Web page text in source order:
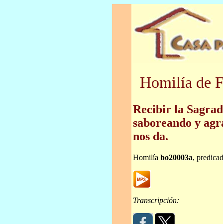
Homilía de
Recibir la
saboreando y
nos da.
Homilía bo20003a,
Transcripción: